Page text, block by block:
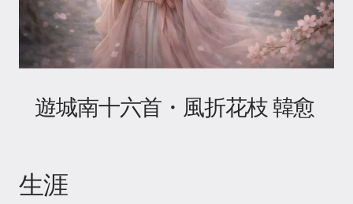
遊城南十六首・風折花枝 韓愈
生涯